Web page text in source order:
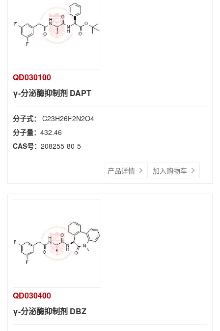
QD030100
γ-分泌酶抑制剂 DAPT
分子式： C23H26F2N2O4
分子量： 432.46
CAS号： 208255-80-5
产品详情 加入购物车
QD030400
γ-分泌酶抑制剂 DBZ